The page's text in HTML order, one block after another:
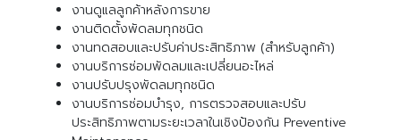
งานดูแลลูกค้าหลังการขาย
งานติดตั้งพัดลมทุกชนิด
งานทดสอบและปรับค่าประสิทธิภาพ (สำหรับลูกค้า)
งานบริการซ่อมพัดลมและเปลี่ยนอะไหล่
งานปรับปรุงพัดลมทุกชนิด
งานบริการซ่อมบำรุง, การตรวจสอบและปรับ
ประสิทธิภาพตามระยะเวลาในเชิงป้องกัน Preventive